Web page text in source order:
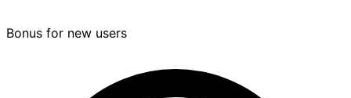
Bonus for new users